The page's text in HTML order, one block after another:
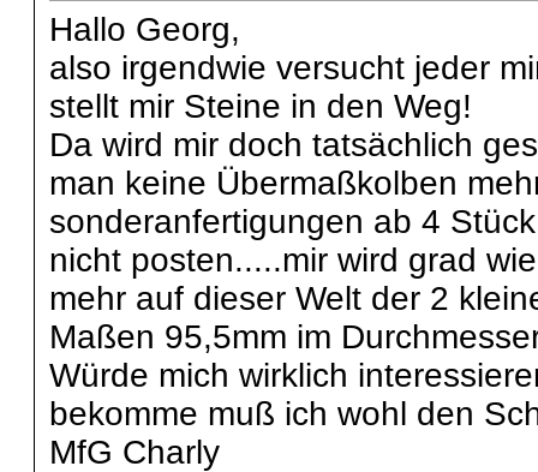
Hallo Georg,
also irgendwie versucht jeder
stellt mir Steine in den Weg!
Da wird mir doch tatsächlich
man keine Übermaßkolben
sonderanfertigungen ab 4
nicht posten.....mir wird grad
mehr auf dieser Welt der 2
Maßen 95,5mm im
Würde mich wirklich
bekomme muß ich wohl den
MfG Charly